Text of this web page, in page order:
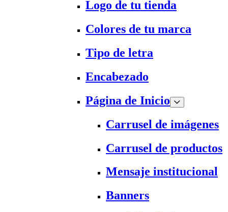
Logo de tu tienda
Colores de tu marca
Tipo de letra
Encabezado
Página de Inicio
Carrusel de imágenes
Carrusel de productos
Mensaje institucional
Banners